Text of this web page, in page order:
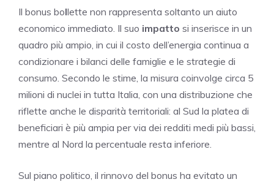
Il bonus bollette non rappresenta soltanto un aiuto
economico immediato. Il suo impatto si inserisce in un
quadro più ampio, in cui il costo dell’energia continua a
condizionare i bilanci delle famiglie e le strategie di
consumo. Secondo le stime, la misura coinvolge circa 5
milioni di nuclei in tutta Italia, con una distribuzione che
riflette anche le disparità territoriali: al Sud la platea di
beneficiari è più ampia per via dei redditi medi più bassi,
mentre al Nord la percentuale resta inferiore.
Sul piano politico, il rinnovo del bonus ha evitato un